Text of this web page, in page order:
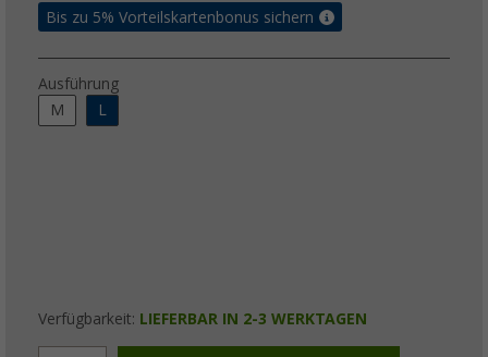
Bis zu 5% Vorteilskartenbonus sichern
Ausführung
M
L
Verfügbarkeit: LIEFERBAR IN 2-3 WERKTAGEN